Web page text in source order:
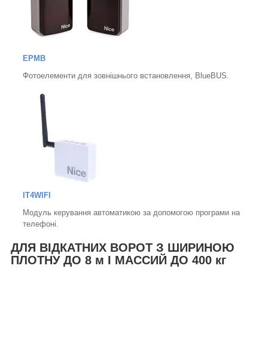
ДЛЯ ВІДКАТНИХ ВОРОТ З ШИРИНОЮ
ПЛОТНУ ДО 8 м І МАССИЙ ДО 400 кг
EPMB
Фотоелементи для зовнішнього встановлення, BlueBUS.
IT4WIFI
Модуль керування автоматикою за допомогою програми на
телефоні.